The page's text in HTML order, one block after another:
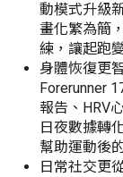
動模式升級
畫化繁為簡
練，讓起跑
身體恢復更
Forerunner
報告、HRV
日夜數據轉
幫助運動後
日常社交更